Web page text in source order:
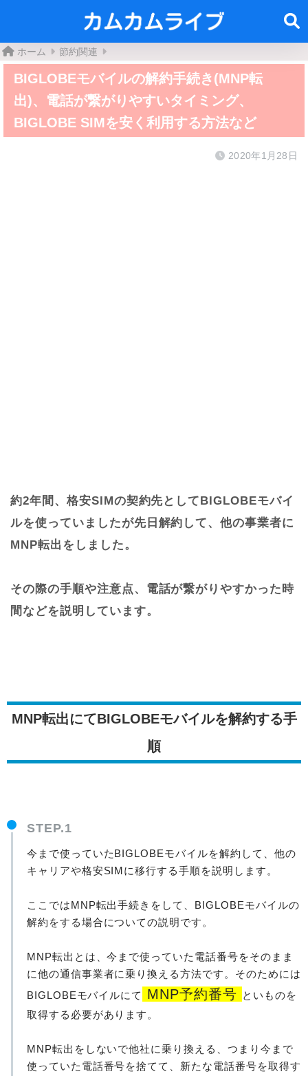
ホーム 節約関連
BIGLOBEモバイルの解約手続き(MNP転
出)、電話が繋がりやすいタイミング、
BIGLOBE SIMを安く利用する方法など
2020年1月28日
約2年間、格安SIMの契約先としてBIGLOBEモバイ
ルを使っていましたが先日解約して、他の事業者に
MNP転出をしました。
その際の手順や注意点、電話が繋がりやすかった時
間などを説明しています。
MNP転出にてBIGLOBEモバイルを解約する手
順
STEP.1
今まで使っていたBIGLOBEモバイルを解約して、他の
キャリアや格安SIMに移行する手順を説明します。
ここではMNP転出手続きをして、BIGLOBEモバイルの
解約をする場合についての説明です。
MNP転出とは、今まで使っていた電話番号をそのまま
に他の通信事業者に乗り換える方法です。そのためには
BIGLOBEモバイルにて
MNP予約番号 といものを
取得する必要があります。
MNP転出をしないで他社に乗り換える、つまり今まで
使っていた電話番号を捨てて、新たな電話番号を取得す